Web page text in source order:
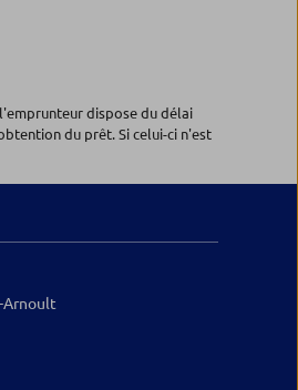
dispose du délai
du prêt. Si celui-ci n'est
Arnoult